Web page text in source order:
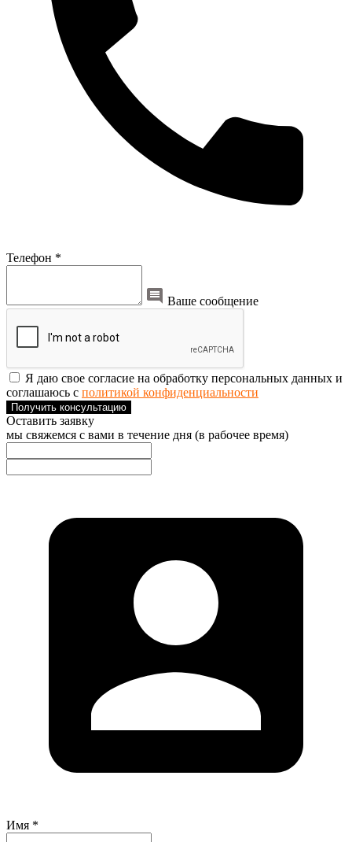
Телефон *
Ваше сообщение
Я даю свое согласие на обработку персональных данных и
соглашаюсь с политикой конфиденциальности
Получить консультацию
Оставить заявку
мы свяжемся с вами в течение дня (в рабочее время)
Имя *